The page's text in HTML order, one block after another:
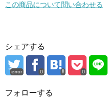
この商品について問い合わせる
シェアする
error 0 0
フォローする